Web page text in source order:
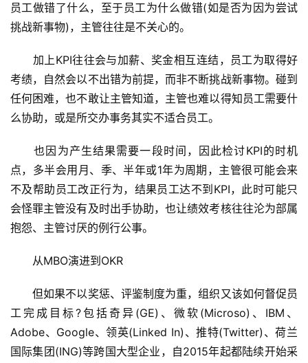
员工做错了什么，至于员工为什么做错(如是否为因为尝试
挑战新事物)，主管往往是不关心的。
加上KPI往往会与加薪、奖金相互连结，员工为取得好
考绩，自然会以不出错为前提，而非不断挑战新事物。碰到
任何困难，也不敢让主管知道，主管也难以得知员工需要什
么协助，或是所交办事务其实不适合员工。
也因为产生结果需要一段时间，因此检讨KPI的时机
点，多半会用月、季、半年或1年为周期，主管很可能会来
不及帮助员工改正行为，结果员工达不到KPI，此时可能只
会怪罪主管没有及时出手协助，也让绩效考核往往沦为部属
抱怨、主管讨厌的例行公事。
从MBO演进到OKR
但如果不以奖惩、评鉴制度为重，组织又该如何督促员
工完成目标?包括奇异(GE)、微软(Microso)、IBM、
Adobe、Google、领英(Linked In)、推特(Twitter)、荷兰
国际集团(ING)等跨国大型企业，自2015年起都陆续开始采